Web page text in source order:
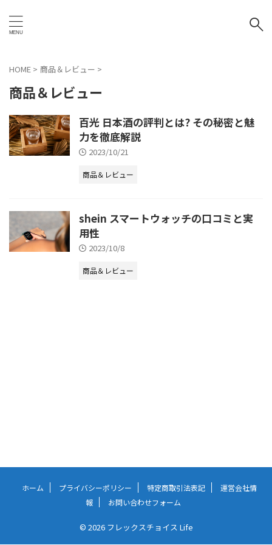
HOME > 商品＆レビュー >
商品＆レビュー
百光 日本酒の評判とは? その秘密と魅
力を徹底解説
2023/10/21
商品＆レビュー
shein スマートウォッチの口コミと実
用性
2023/10/8
商品＆レビュー
ホーム プライバシーポリシー 特定商取引法表記
運営会社情
報
お問い合わせフォーム
© 2026 フレックスチョイス Life